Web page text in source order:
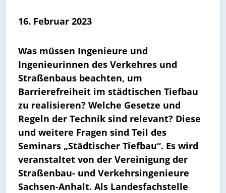
16. Februar 2023
Was müssen Ingenieure und
Ingenieurinnen des Verkehres und
Straßenbaus beachten, um
Barrierefreiheit im städtischen Tiefbau
zu realisieren? Welche Gesetze und
Regeln der Technik sind relevant? Diese
und weitere Fragen sind Teil des
Seminars „Städtischer Tiefbau“. Es wird
veranstaltet von der Vereinigung der
Straßenbau- und Verkehrsingenieure
Sachsen-Anhalt. Als Landesfachstelle